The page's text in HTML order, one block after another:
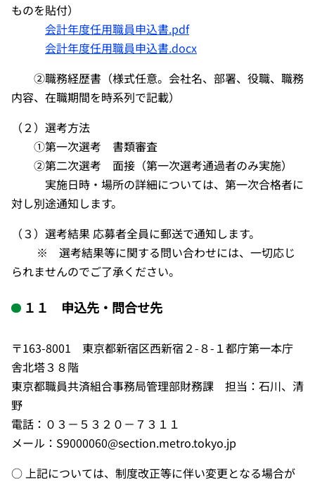
ものを貼付）
会計年度任用職員申込書.pdf
会計年度任用職員申込書.docx
②職務経歴書（様式任意。会社名、部署、役職、職務
内容、在職期間を時系列で記載）
（２）選考方法
①第一次選考 書類審査
②第二次選考 面接（第一次選考通過者のみ実施）
実施日時・場所の詳細については、第一次合格者に
対し別途通知します。
（３）選考結果 応募者全員に郵送で通知します。
※ 選考結果等に関する問い合わせには、一切応じ
られませんのでご了承ください。
１１ 申込先・問合せ先
〒163-8001 東京都新宿区西新宿２-８-１都庁第一本庁
舎北塔３８階
東京都職員共済組合事務局管理部財務課 担当：石川、清
野
電話：０３－５３２０－７３１１
メール：S9000060@section.metro.tokyo.jp
○ 上記については、制度改正等に伴い変更となる場合が